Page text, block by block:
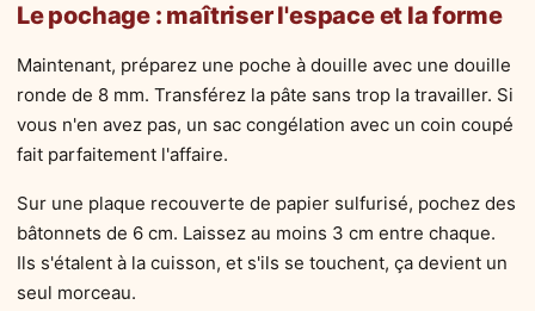
Le pochage : maîtriser l'espace et la forme
Maintenant, préparez une poche à douille avec une douille
ronde de 8 mm. Transférez la pâte sans trop la travailler. Si
vous n'en avez pas, un sac congélation avec un coin coupé
fait parfaitement l'affaire.
Sur une plaque recouverte de papier sulfurisé, pochez des
bâtonnets de 6 cm. Laissez au moins 3 cm entre chaque.
Ils s'étalent à la cuisson, et s'ils se touchent, ça devient un
seul morceau.